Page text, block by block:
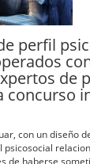
perfil
de
concurso
con un diseño
psicosocial
de haberse